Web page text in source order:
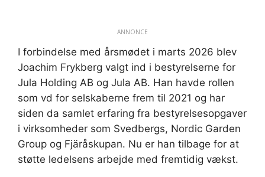
ANNONCE
I forbindelse med årsmødet i marts 2026 blev
Joachim Frykberg valgt ind i bestyrelserne for
Jula Holding AB og Jula AB. Han havde rollen
som vd for selskaberne frem til 2021 og har
siden da samlet erfaring fra bestyrelsesopgaver
i virksomheder som Svedbergs, Nordic Garden
Group og Fjäråskupan. Nu er han tilbage for at
støtte ledelsens arbejde med fremtidig vækst.